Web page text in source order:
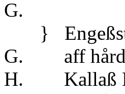
G.
}
G. aff
H.